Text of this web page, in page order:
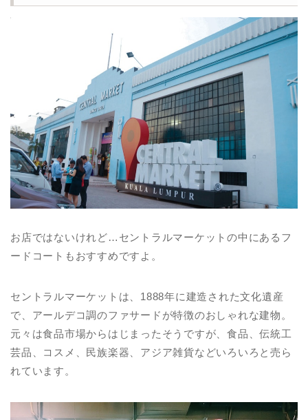
お店ではないけれど…セントラルマーケットの中にあるフ
ードコートもおすすめですよ。
セントラルマーケットは、1888年に建造された文化遺産
で、アールデコ調のファサードが特徴のおしゃれな建物。
元々は食品市場からはじまったそうですが、食品、伝統工
芸品、コスメ、民族楽器、アジア雑貨などいろいろと売ら
れています。